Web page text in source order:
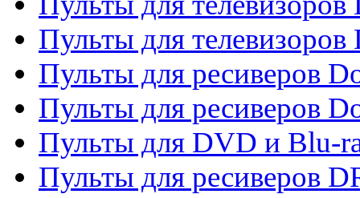
Пульты для
Пульты для ресиверов
Пульты для ресиверов
Пульты для DVD и Blu-
Пульты для ресиверов